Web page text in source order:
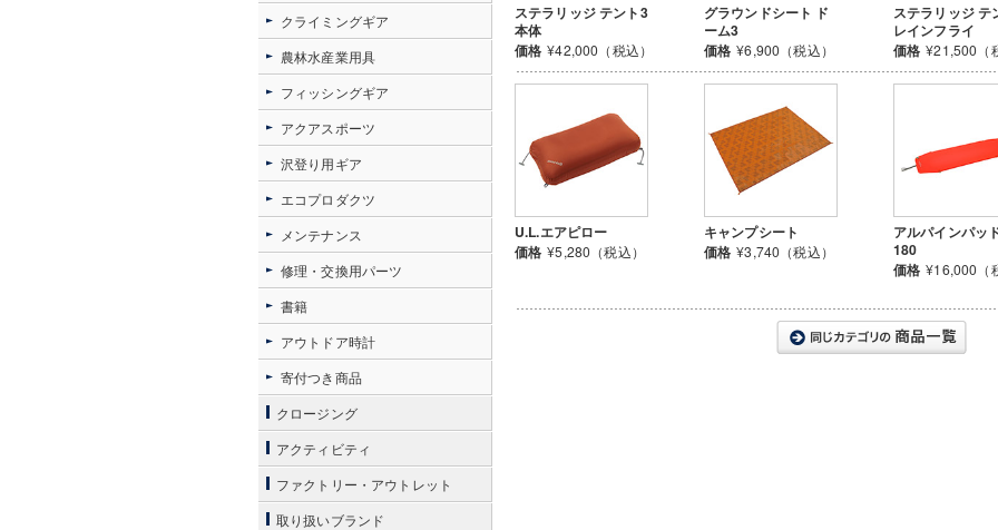
ステラリッジ テント3
本体
価格 ¥42,000（税込）
グラウンドシート ド
ーム3
価格 ¥6,900（税込）
ステラリッジ テ
レインフライ
価格 ¥21,500（
U.L.エアピロー
価格 ¥5,280（税込）
キャンプシート
価格 ¥3,740（税込）
アルパインパッ
180
価格 ¥16,000（
クライミングギア
農林水産業用具
フィッシングギア
アクアスポーツ
沢登り用ギア
エコプロダクツ
メンテナンス
修理・交換用パーツ
書籍
アウトドア時計
寄付つき商品
クロージング
アクティビティ
ファクトリー・アウトレット
取り扱いブランド